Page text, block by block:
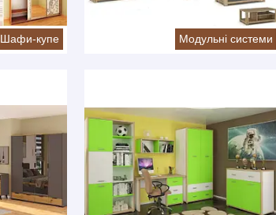
Шафи-купе Модульні системи